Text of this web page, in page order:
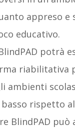
appreso e
educativo.
potrà
riabilitativa
ambienti
rispetto
BlindPAD può